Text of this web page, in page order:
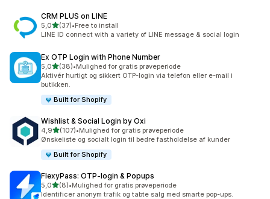
CRM PLUS on LINE
5,0ud af 5 stjerner
(37)
37 anmeldelser i alt
•Free to install
LINE ID connect with a variety of LINE message & social login
Ex OTP Login with Phone Number
5,0ud af 5 stjerner
(38)
38 anmeldelser i alt
•Mulighed for gratis prøveperiode
Aktivér hurtigt og sikkert OTP-login via telefon eller e-mail i
butikken.
Built for Shopify
Wishlist & Social Login by Oxi
4,9ud af 5 stjerner
(107)
107 anmeldelser i alt
•Mulighed for gratis prøveperiode
Ønskeliste og socialt login til bedre fastholdelse af kunder
Built for Shopify
FlexyPass: OTP‑login & Popups
5,0ud af 5 stjerner
(8)
8 anmeldelser i alt
•Mulighed for gratis prøveperiode
Identificer anonym trafik og tabte salg med smarte pop-ups.